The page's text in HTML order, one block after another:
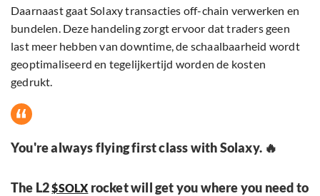
Daarnaast gaat Solaxy transacties off-chain verwerken en
bundelen. Deze handeling zorgt ervoor dat traders geen
last meer hebben van downtime, de schaalbaarheid wordt
geoptimaliseerd en tegelijkertijd worden de kosten
gedrukt.
You're always flying first class with Solaxy. 🔥
The L2$SOLX rocket will get you where you need to